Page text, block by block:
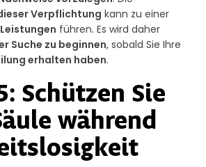
Verpflichtung kann zu einer
führen. Es wird daher
Suche zu beginnen, sobald Sie Ihre
erhalten haben.
Schützen Sie
während